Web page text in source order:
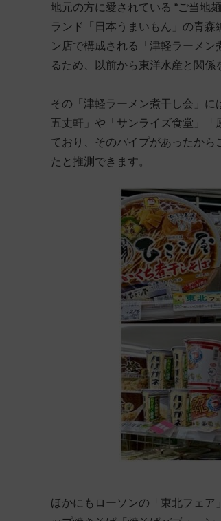
地元の方に愛されている “ご当地
ランド「日本うまいもん」の青
ン店で構成される「津軽ラーメ
るため、以前から東洋水産と関係
その「津軽ラーメン煮干し会」
五丈軒」や「サンライズ食堂」
ており、そのパイプがあったか
たと推測できます。
ほかにもローソンの「東北フェ